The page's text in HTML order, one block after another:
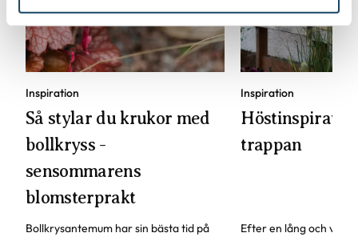
Inspiration
Så stylar du krukor med
bollkryss -
sensommarens
blomsterprakt
Bollkrysantemum har sin bästa tid på
Inspiration
trappan
Efter en lång och